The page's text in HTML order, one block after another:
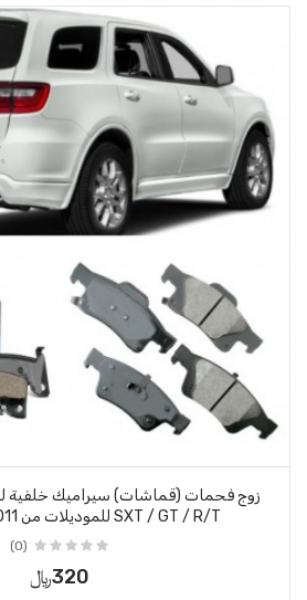
زوج فحمات (قماشات) سيراميك خلفية
SXT / GT / R/T للموديلات من 2011 و حتى 2020
(0)
320﷼